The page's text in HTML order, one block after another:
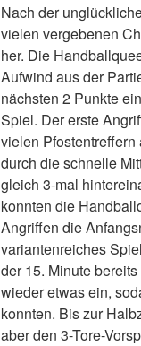
Nach der
vielen vergebenen
her. Die
Aufwind aus der
nächsten 2 Punkte
Spiel. Der erste
vielen
durch die schnelle
gleich 3-mal
konnten die
Angriffen die
variantenreiches
der 15. Minute
wieder etwas ein,
konnten. Bis zur
aber den 3-Tore-